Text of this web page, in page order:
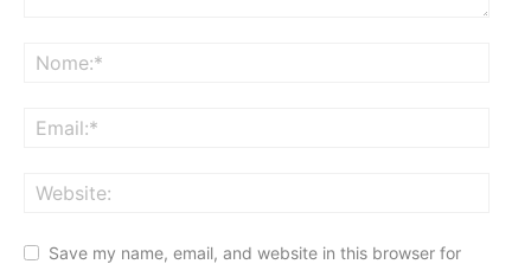
Save my name, email, and website in this browser for